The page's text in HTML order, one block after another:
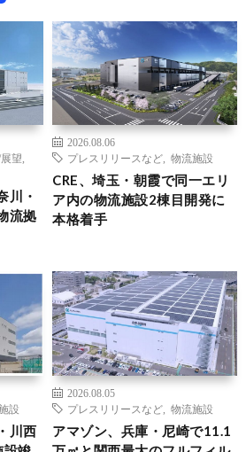
望
川・
流拠
2026.08.06
プレスリリースなど
物流施設
CRE、埼玉・朝霞で同一エリ
ア内の物流施設2棟目開発に
本格着手
設
川西
2026.08.05
プレスリリースなど
物流施設
アマゾン、兵庫・尼崎で11.1